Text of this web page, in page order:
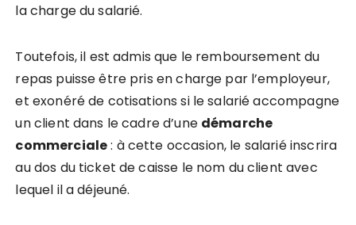
la charge du salarié.
Toutefois, il est admis que le remboursement du
repas puisse être pris en charge par l’employeur,
et exonéré de cotisations si le salarié accompagne
un client dans le cadre d’une démarche
commerciale: à cette occasion, le salarié inscrira
au dos du ticket de caisse le nom du client avec
lequel il a déjeuné.